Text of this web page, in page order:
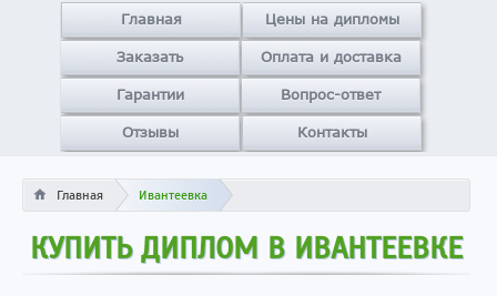
Главная Цены на дипломы
Заказать Оплата и доставка
Гарантии Вопрос-ответ
Отзывы Контакты
Главная Ивантеевка
КУПИТЬ ДИПЛОМ В ИВАНТЕЕВКЕ